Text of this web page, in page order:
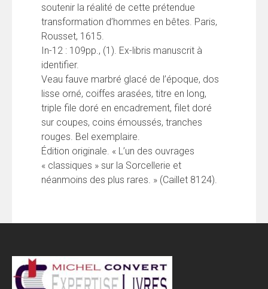
soutenir la réalité de cette prétendue
transformation d’hommes en bêtes. Paris,
Rousset, 1615.
In-12 : 109pp., (1). Ex-libris manuscrit à
identifier.
Veau fauve marbré glacé de l’époque, dos
lisse orné, coiffes arasées, titre en long,
triple file doré en encadrement, filet doré
sur coupes, coins émoussés, tranches
rouges. Bel exemplaire.
Édition originale. « L’un des ouvrages
« classiques » sur la Sorcellerie et
néanmoins des plus rares. » (Caillet 8124).